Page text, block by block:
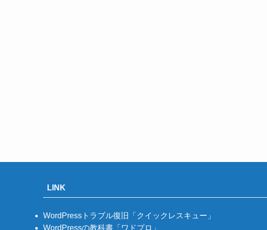
LINK
WordPressトラブル復旧「クイックレスキュー」
WordPressの教科書「ワドプロ」